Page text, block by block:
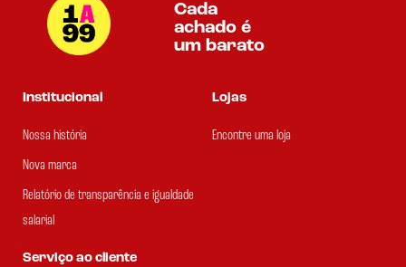
Cada
achado é
um barato
Institucional
Nossa história
Nova marca
Relatório de transparência e igualdade
salarial
Lojas
Encontre uma loja
Serviço ao cliente